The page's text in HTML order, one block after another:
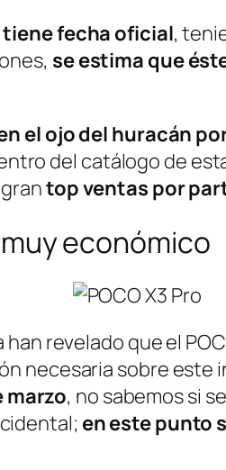
tiene fecha oficial,
se estima que
el ojo del huracán
del catálogo de
top ventas por
económico
revelado que el
necesaria sobre
marzo, no sabemos si
en este punto